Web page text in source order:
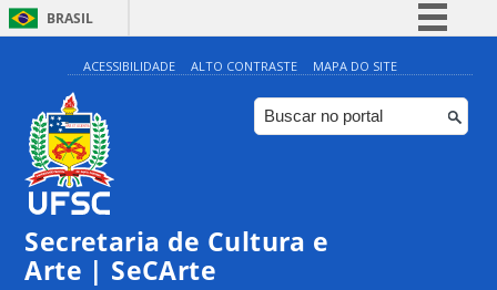
BRASIL
Simplifique!
Comunica BR
Participe
ACESSIBILIDADE ALTO CONTRASTE MAPA DO SITE
Secretaria de Cultura e
Arte | SeCArte
0:00
1:00